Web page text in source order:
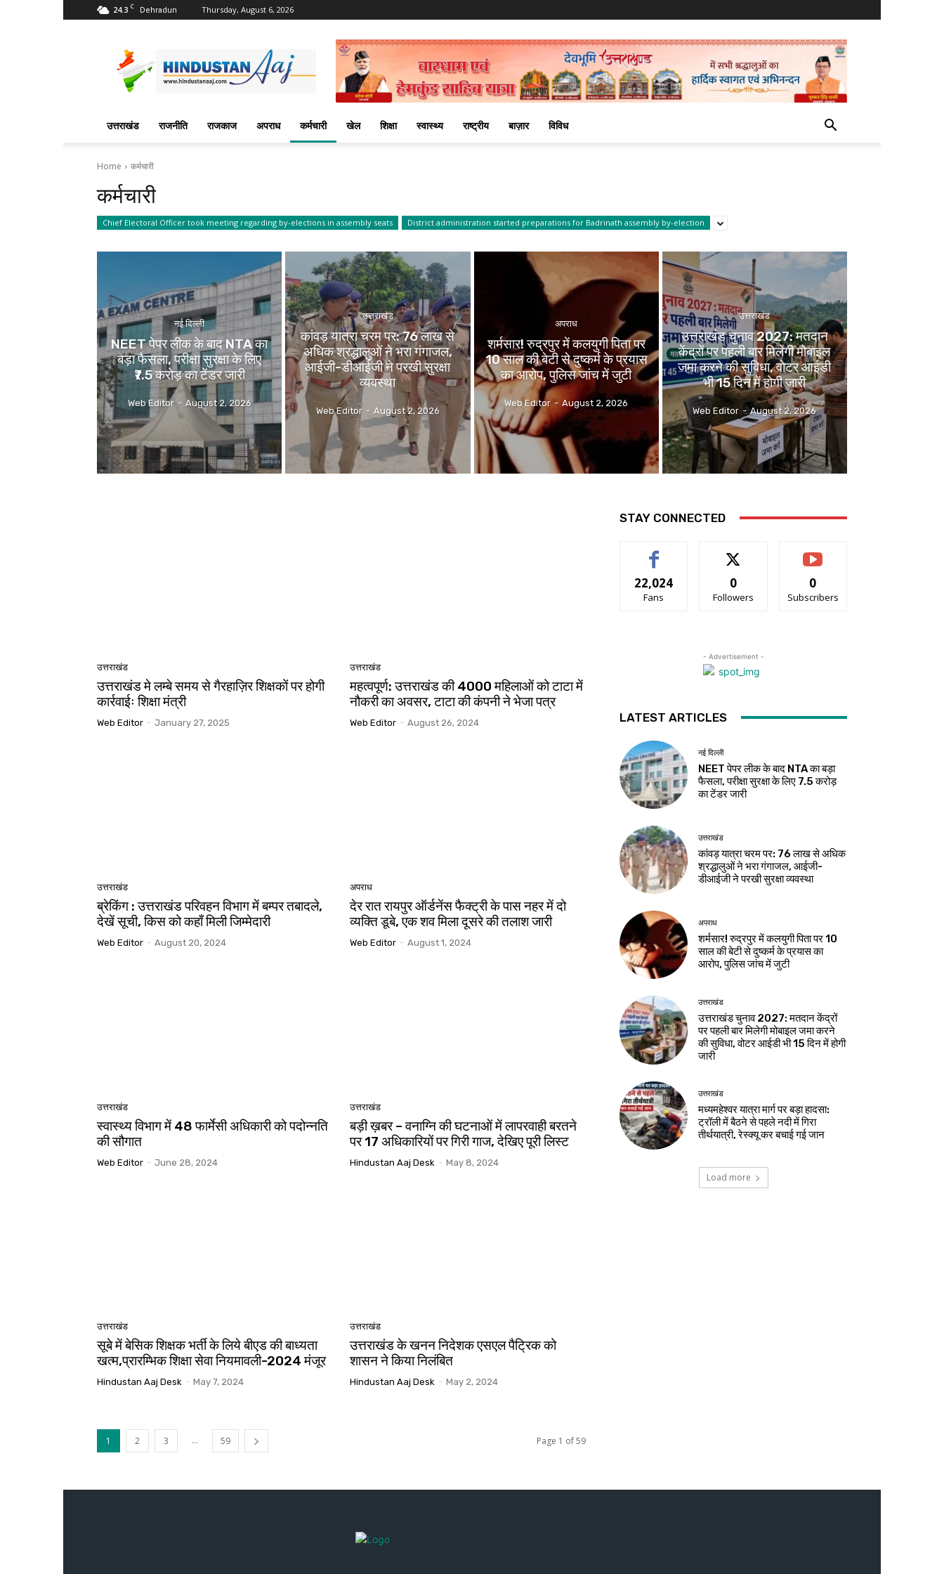
24.3 C Dehradun Thursday, August 6, 2026
Aaj
News
उत्तराखंड राजनीति राजकाज अपराध कर्मचारी खेल शिक्षा स्वास्थ्य राष्ट्रीय बाज़ार विविध
Home कर्मचारी
कर्मचारी
Chief Electoral Officer took meeting regarding by-elections in assembly seats District administration started preparations for Badrinath assembly by-election
नई दिल्ली
NEET पेपर लीक के बाद NTA का
बड़ा फैसला, परीक्षा सुरक्षा के लिए
₹7.5 करोड़ का टेंडर जारी
Web Editor - August 2, 2026
उत्तराखंड
कांवड़ यात्रा चरम पर: 76 लाख से
अधिक श्रद्धालुओं ने भरा गंगाजल,
आईजी-डीआईजी ने परखी सुरक्षा
व्यवस्था
Web Editor - August 2, 2026
अपराध
शर्मसार! रुद्रपुर में कलयुगी पिता पर
10 साल की बेटी से दुष्कर्म के प्रयास
का आरोप, पुलिस जांच में जुटी
Web Editor - August 2, 2026
उत्तराखंड
उत्तराखंड चुनाव 2027: मतदान
केंद्रों पर पहली बार मिलेगी मोबाइल
जमा करने की सुविधा, वोटर आईडी
भी 15 दिन में होगी जारी
Web Editor - August 2, 2026
उत्तराखंड
उत्तराखंड मे लम्बे समय से गैरहाज़िर शिक्षकों पर होगी
कार्रवाईः शिक्षा मंत्री
Web Editor - January 27, 2025
उत्तराखंड
महत्वपूर्ण: उत्तराखंड की 4000 महिलाओं को टाटा में
नौकरी का अवसर, टाटा की कंपनी ने भेजा पत्र
Web Editor - August 26, 2024
उत्तराखंड
ब्रेकिंग : उत्तराखंड परिवहन विभाग में बम्पर तबादले,
देखें सूची, किस को कहाँ मिली जिम्मेदारी
Web Editor - August 20, 2024
अपराध
देर रात रायपुर ऑर्डनेंस फैक्ट्री के पास नहर में दो
व्यक्ति डूबे, एक शव मिला दूसरे की तलाश जारी
Web Editor - August 1, 2024
उत्तराखंड
स्वास्थ्य विभाग में 48 फार्मेसी अधिकारी को पदोन्नति
की सौगात
Web Editor - June 28, 2024
उत्तराखंड
बड़ी ख़बर – वनाग्नि की घटनाओं में लापरवाही बरतने
पर 17 अधिकारियों पर गिरी गाज, देखिए पूरी लिस्ट
Hindustan Aaj Desk - May 8, 2024
उत्तराखंड
सूबे में बेसिक शिक्षक भर्ती के लिये बीएड की बाध्यता
खत्म,प्रारम्भिक शिक्षा सेवा नियमावली-2024 मंजूर
Hindustan Aaj Desk - May 7, 2024
उत्तराखंड
उत्तराखंड के खनन निदेशक एसएल पैट्रिक को
शासन ने किया निलंबित
Hindustan Aaj Desk - May 2, 2024
1 2 3 ... 59 Page 1 of 59
STAY CONNECTED
22,024
Fans
0
Followers
0
Subscribers
- Advertisement -
LATEST ARTICLES
नई दिल्ली
NEET पेपर लीक के बाद NTA का बड़ा
फैसला, परीक्षा सुरक्षा के लिए ₹7.5 करोड़
का टेंडर जारी
उत्तराखंड
कांवड़ यात्रा चरम पर: 76 लाख से अधिक
श्रद्धालुओं ने भरा गंगाजल, आईजी-
डीआईजी ने परखी सुरक्षा व्यवस्था
अपराध
शर्मसार! रुद्रपुर में कलयुगी पिता पर 10
साल की बेटी से दुष्कर्म के प्रयास का
आरोप, पुलिस जांच में जुटी
उत्तराखंड
उत्तराखंड चुनाव 2027: मतदान केंद्रों
पर पहली बार मिलेगी मोबाइल जमा करने
की सुविधा, वोटर आईडी भी 15 दिन में होगी
जारी
उत्तराखंड
मध्यमहेश्वर यात्रा मार्ग पर बड़ा हादसा:
ट्रॉली में बैठने से पहले नदी में गिरा
तीर्थयात्री, रेस्क्यू कर बचाई गई जान
Load more